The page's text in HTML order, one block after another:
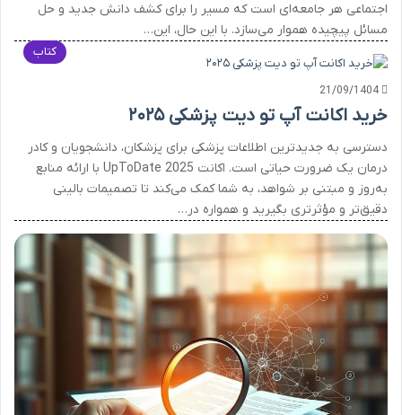
اجتماعی هر جامعه‌ای است که مسیر را برای کشف دانش جدید و حل
مسائل پیچیده هموار می‌سازد. با این حال، این…
کتاب
21/09/1404
خرید اکانت آپ تو دیت پزشکی ۲۰۲۵
دسترسی به جدیدترین اطلاعات پزشکی برای پزشکان، دانشجویان و کادر
درمان یک ضرورت حیاتی است. اکانت UpToDate 2025 با ارائه منابع
به‌روز و مبتنی بر شواهد، به شما کمک می‌کند تا تصمیمات بالینی
دقیق‌تر و مؤثرتری بگیرید و همواره در…